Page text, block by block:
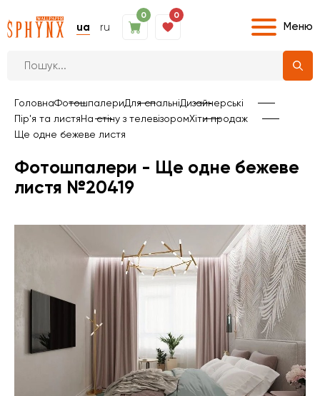
ua ru
0 0
Меню
ГоловнаФотошпалериДля спальніДизайнерські
Пір'я та листяНа стіну з телевізоромХіти продаж
Ще одне бежеве листя
Фотошпалери - Ще одне бежеве
листя №20419